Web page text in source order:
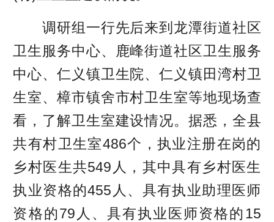
调研组一行先后来到龙潭街道社区
卫生服务中心、鹿峰街道社区卫生服务
中心、仁义镇卫生院、仁义镇田湾村卫
生室、樟市镇舍市村卫生室等地现场查
看，了解卫生室建设情况。据悉，全县
共有村卫生室486个，执业注册在岗的
乡村医生共549人，其中具有乡村医生
执业资格的455人、具有执业助理医师
资格的79人、具有执业医师资格的15